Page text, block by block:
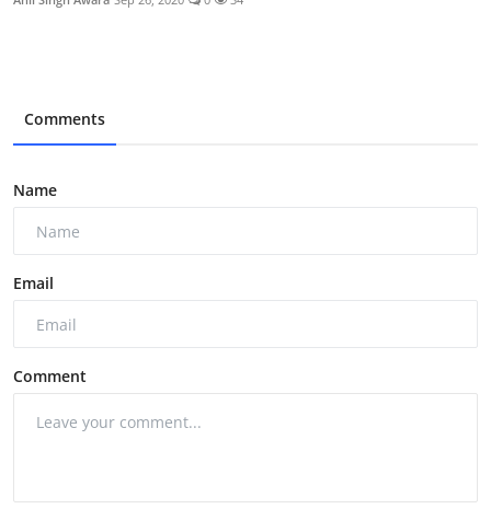
Comments
Name
Email
Comment